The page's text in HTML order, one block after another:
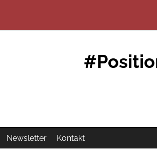
Newsletter Kontakt